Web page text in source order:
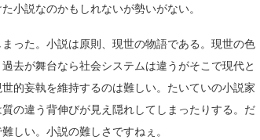
小説なのかもしれないが勢いがない。
った。小説は原則、現世の物語である。現世の色
去が舞台なら社会システムは違うがそこで現代と
的妄執を維持するのは難しい。たいていの小説家
の違う背伸びが見え隠れしてしまったりする。だ
しい。小説の難しさですねぇ。